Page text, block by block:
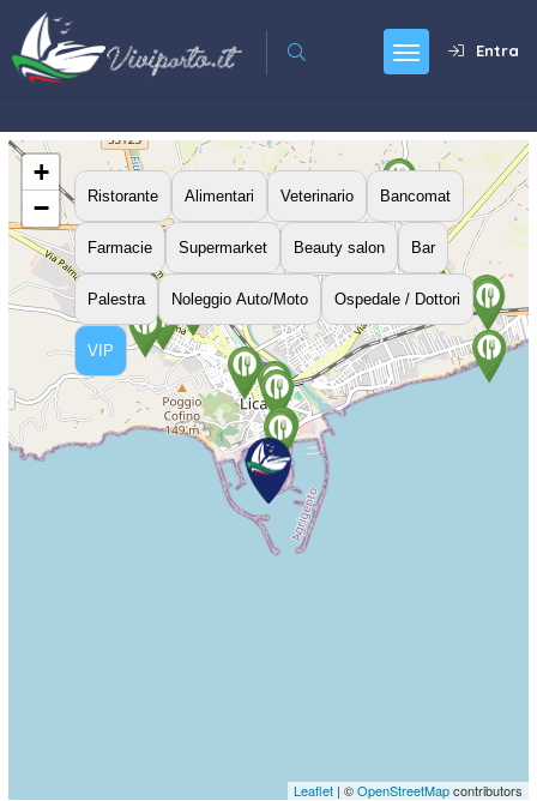
Entra
Ristorante Alimentari Veterinario Bancomat
Farmacie Supermarket Beauty salon Bar
Palestra Noleggio Auto/Moto Ospedale / Dottori
VIP
+
−
Leaflet | ©OpenStreetMapcontributors